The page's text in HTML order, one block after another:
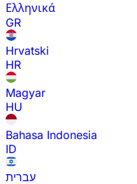
Ελληνικά
GR
Hrvatski
HR
Magyar
HU
Bahasa Indonesia
ID
עברית